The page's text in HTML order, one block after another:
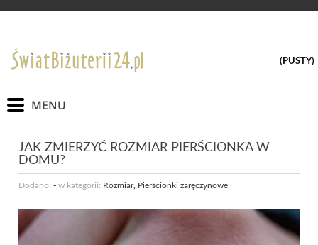
(PUSTY)
JAK ZMIERZYĆ ROZMIAR PIERŚCIONKA W
DOMU?
Dodano: - w kategorii: Rozmiar, Pierścionki zaręczynowe